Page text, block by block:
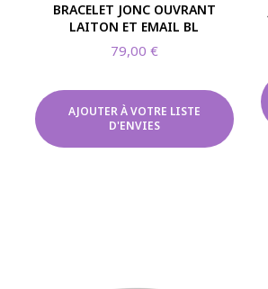
BRACELET JONC OUVRANT
LAITON ET EMAIL BL
79,00 €
AJOUTER À VOTRE LISTE
D'ENVIES